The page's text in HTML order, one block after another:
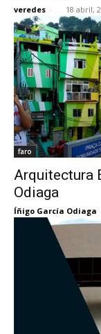
veredes - 18 abril,
faro
Arquitectura
Odiaga
Íñigo García Odiaga